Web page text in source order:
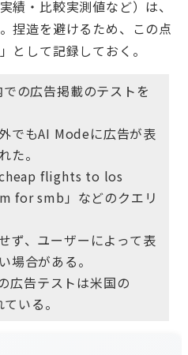
績・比較実測値など）は、
捏造を避けるため、この点
として記録しておく。
の広告掲載のテストを
でもAI Modeに広告が表
た。
cheap flights to los
for smb」などのクエリ
ず、ユーザーによって表
場合がある。
広告テストは米国の
いる。